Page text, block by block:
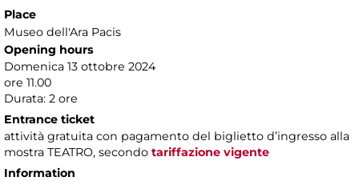
Place
Museo dell'Ara Pacis
Opening hours
Domenica 13 ottobre 2024
ore 11.00
Durata: 2 ore
Entrance ticket
attività gratuita con pagamento del biglietto d’ingresso alla
mostra TEATRO, secondo tariffazione vigente
Information